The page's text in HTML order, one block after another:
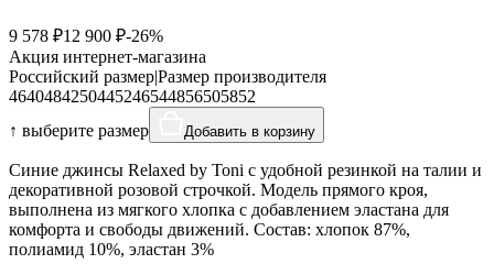
9 578 ₽12 900 ₽-26%
Акция интернет-магазина
Российский размер|Размер производителя
4640484250445246544856505852
↑ выберите размер
Добавить в корзину
Синие джинсы Relaxed by Toni с удобной резинкой на талии и
декоративной розовой строчкой. Модель прямого кроя,
выполнена из мягкого хлопка с добавлением эластана для
комфорта и свободы движений. Состав: хлопок 87%,
полиамид 10%, эластан 3%